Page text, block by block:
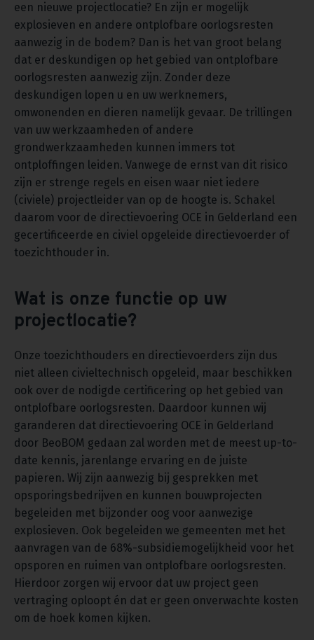
een nieuwe projectlocatie? En zijn er mogelijk
explosieven en andere ontplofbare oorlogsresten
aanwezig in de bodem? Dan is het van groot belang
dat er deskundigen op het gebied van ontplofbare
oorlogsresten aanwezig zijn. Zonder deze
deskundigen lopen u en uw werknemers,
omwonenden en dieren namelijk gevaar. De trillingen
van uw werkzaamheden of andere
grondwerkzaamheden kunnen immers tot
ontploffingen leiden. Vanwege de ernst van dit risico
zijn er strenge regels en eisen waar niet iedere
(civiele) projectleider van op de hoogte is. Schakel
daarom voor de directievoering OCE in Gelderland een
gecertificeerde en civiel opgeleide directievoerder of
toezichthouder in.
Wat is onze functie op uw
projectlocatie?
Onze toezichthouders en directievoerders zijn dus
niet alleen civieltechnisch opgeleid, maar beschikken
ook over de nodigde certificering op het gebied van
ontplofbare oorlogsresten. Daardoor kunnen wij
garanderen dat directievoering OCE in Gelderland
door BeoBOM gedaan zal worden met de meest up-to-
date kennis, jarenlange ervaring en de juiste
papieren. Wij zijn aanwezig bij gesprekken met
opsporingsbedrijven en kunnen bouwprojecten
begeleiden met bijzonder oog voor aanwezige
explosieven. Ook begeleiden we gemeenten met het
aanvragen van de 68%-subsidiemogelijkheid voor het
opsporen en ruimen van ontplofbare oorlogsresten.
Hierdoor zorgen wij ervoor dat uw project geen
vertraging oploopt én dat er geen onverwachte kosten
om de hoek komen kijken.